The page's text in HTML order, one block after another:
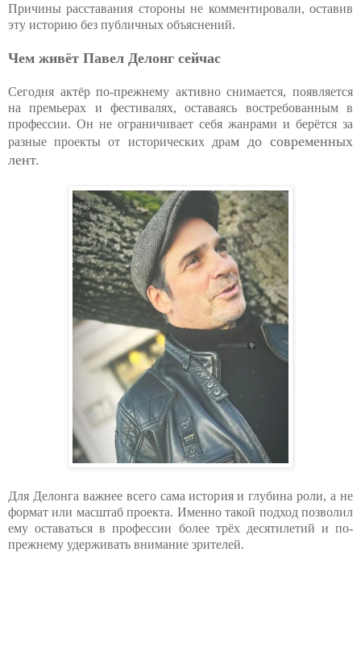
Причины расставания стороны не комментировали, оставив
эту историю без публичных объяснений.
Чем живёт Павел Делонг сейчас
Сегодня актёр по-прежнему активно снимается, появляется
на премьерах и фестивалях, оставаясь востребованным в
профессии. Он не ограничивает себя жанрами и берётся за
разные проекты от исторических драм до современных
лент.
Для Делонга важнее всего сама история и глубина роли, а не
формат или масштаб проекта. Именно такой подход позволил
ему оставаться в профессии более трёх десятилетий и по-
прежнему удерживать внимание зрителей.